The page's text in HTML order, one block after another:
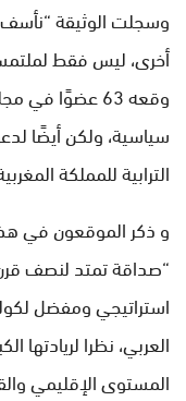
وسجلت الوثيقة
وقعه 63 عضوًا
سياسية، ولكن أيضًا
الترابية للمملكة
و ذكر الموقعون في
“صداقة تمتد لنصف
استراتيجي ومفضل
العربي، نظرا لريادتها
المستوى الإقليمي